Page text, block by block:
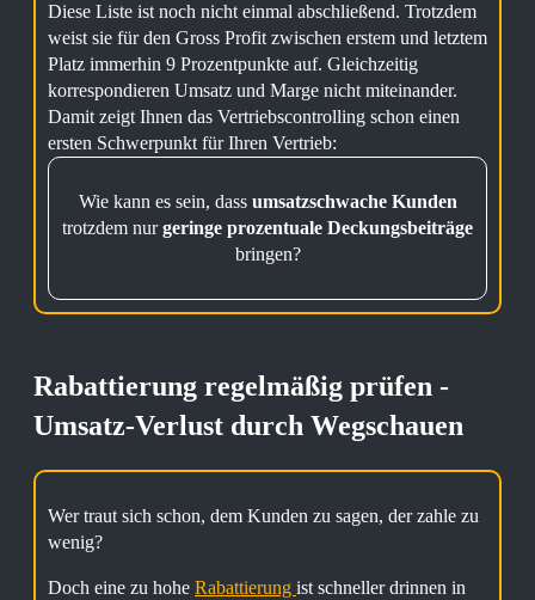
Diese Liste ist noch nicht einmal abschließend. Trotzdem
weist sie für den Gross Profit zwischen erstem und letztem
Platz immerhin 9 Prozentpunkte auf. Gleichzeitig
korrespondieren Umsatz und Marge nicht miteinander.
Damit zeigt Ihnen das Vertriebscontrolling schon einen
ersten Schwerpunkt für Ihren Vertrieb:
Wie kann es sein, dass umsatzschwache Kunden
trotzdem nurgeringe prozentuale Deckungsbeiträge
bringen?
Rabattierung regelmäßig prüfen -
Umsatz-Verlust durch Wegschauen
Wer traut sich schon, dem Kunden zu sagen, der zahle zu
wenig?
Doch eine zu hohe Rabattierung ist schneller drinnen in